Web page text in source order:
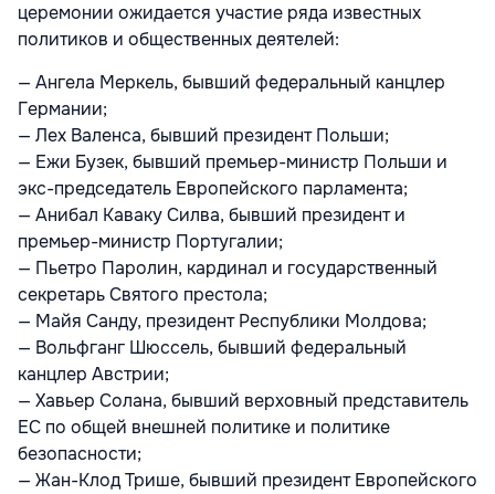
церемонии ожидается участие ряда известных
политиков и общественных деятелей:
— Ангела Меркель, бывший федеральный канцлер
Германии;
— Лех Валенса, бывший президент Польши;
— Ежи Бузек, бывший премьер-министр Польши и
экс-председатель Европейского парламента;
— Анибал Каваку Силва, бывший президент и
премьер-министр Португалии;
— Пьетро Паролин, кардинал и государственный
секретарь Святого престола;
— Майя Санду, президент Республики Молдова;
— Вольфганг Шюссель, бывший федеральный
канцлер Австрии;
— Хавьер Солана, бывший верховный представитель
ЕС по общей внешней политике и политике
безопасности;
— Жан-Клод Трише, бывший президент Европейского